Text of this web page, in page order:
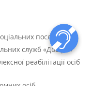
послуг
служб «Довіра»
реабілітації осіб